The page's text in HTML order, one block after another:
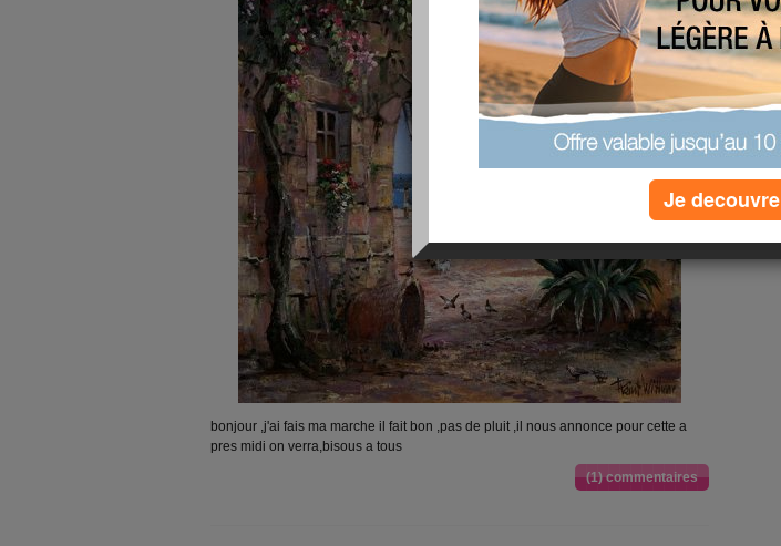
bonjour ,j'ai fais ma marche il fait bon ,pas de pluit ,il nous annonce pour cette a
pres midi on verra,bisous a tous
(1) commentaires
Je decouvre